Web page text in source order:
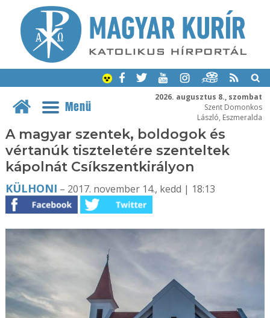
2026. augusztus 8., szombat
Szent Domonkos
László, Eszmeralda
Menü
A magyar szentek, boldogok és
vértanúk tiszteletére szenteltek
kápolnát Csíkszentkirályon
KÜLHONI – 2017. november 14., kedd | 18:13